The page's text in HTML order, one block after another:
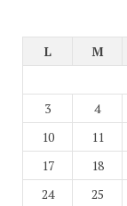
L
M
3
4
10
11
17
18
24
25